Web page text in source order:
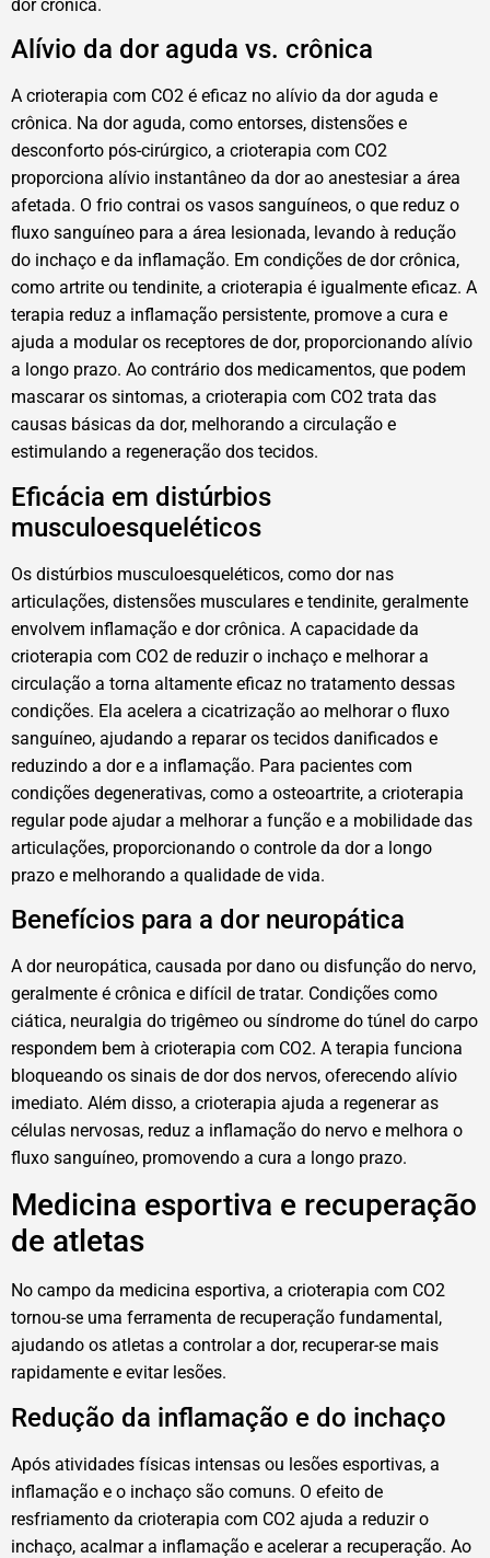
dor crônica.
Alívio da dor aguda vs. crônica
A crioterapia com CO2 é eficaz no alívio da dor aguda e
crônica. Na dor aguda, como entorses, distensões e
desconforto pós-cirúrgico, a crioterapia com CO2
proporciona alívio instantâneo da dor ao anestesiar a área
afetada. O frio contrai os vasos sanguíneos, o que reduz o
fluxo sanguíneo para a área lesionada, levando à redução
do inchaço e da inflamação. Em condições de dor crônica,
como artrite ou tendinite, a crioterapia é igualmente eficaz. A
terapia reduz a inflamação persistente, promove a cura e
ajuda a modular os receptores de dor, proporcionando alívio
a longo prazo. Ao contrário dos medicamentos, que podem
mascarar os sintomas, a crioterapia com CO2 trata das
causas básicas da dor, melhorando a circulação e
estimulando a regeneração dos tecidos.
Eficácia em distúrbios
musculoesqueléticos
Os distúrbios musculoesqueléticos, como dor nas
articulações, distensões musculares e tendinite, geralmente
envolvem inflamação e dor crônica. A capacidade da
crioterapia com CO2 de reduzir o inchaço e melhorar a
circulação a torna altamente eficaz no tratamento dessas
condições. Ela acelera a cicatrização ao melhorar o fluxo
sanguíneo, ajudando a reparar os tecidos danificados e
reduzindo a dor e a inflamação. Para pacientes com
condições degenerativas, como a osteoartrite, a crioterapia
regular pode ajudar a melhorar a função e a mobilidade das
articulações, proporcionando o controle da dor a longo
prazo e melhorando a qualidade de vida.
Benefícios para a dor neuropática
A dor neuropática, causada por dano ou disfunção do nervo,
geralmente é crônica e difícil de tratar. Condições como
ciática, neuralgia do trigêmeo ou síndrome do túnel do carpo
respondem bem à crioterapia com CO2. A terapia funciona
bloqueando os sinais de dor dos nervos, oferecendo alívio
imediato. Além disso, a crioterapia ajuda a regenerar as
células nervosas, reduz a inflamação do nervo e melhora o
fluxo sanguíneo, promovendo a cura a longo prazo.
Medicina esportiva e recuperação
de atletas
No campo da medicina esportiva, a crioterapia com CO2
tornou-se uma ferramenta de recuperação fundamental,
ajudando os atletas a controlar a dor, recuperar-se mais
rapidamente e evitar lesões.
Redução da inflamação e do inchaço
Após atividades físicas intensas ou lesões esportivas, a
inflamação e o inchaço são comuns. O efeito de
resfriamento da crioterapia com CO2 ajuda a reduzir o
inchaço, acalmar a inflamação e acelerar a recuperação. Ao